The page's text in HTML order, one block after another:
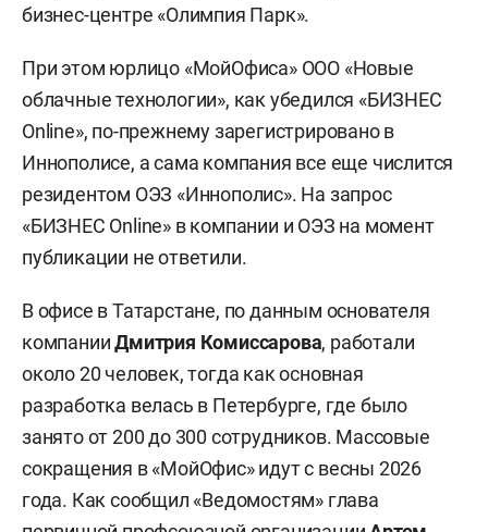
бизнес-центре «Олимпия Парк».
При этом юрлицо «МойОфиса» ООО «Новые
облачные технологии», как убедился «БИЗНЕС
Online», по-прежнему зарегистрировано в
Иннополисе, а сама компания все еще числится
резидентом ОЭЗ «Иннополис». На запрос
«БИЗНЕС Online» в компании и ОЭЗ на момент
публикации не ответили.
В офисе в Татарстане, по данным основателя
компанииДмитрия Комиссарова, работали
около 20 человек, тогда как основная
разработка велась в Петербурге, где было
занято от 200 до 300 сотрудников. Массовые
сокращения в «МойОфис» идут с весны 2026
года. Как сообщил «Ведомостям» глава